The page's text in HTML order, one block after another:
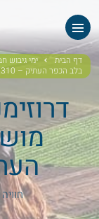
דף הבית ימי גיבוש
בלב הכפר העתיק – 310 ש"ח